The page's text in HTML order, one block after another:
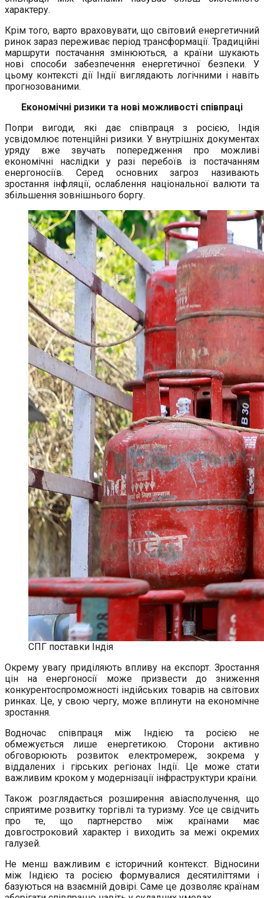
характеру.
Крім того, варто враховувати, що світовий енергетичний
ринок зараз переживає період трансформації. Традиційні
маршрути постачання змінюються, а країни шукають
нові способи забезпечення енергетичної безпеки. У
цьому контексті дії Індії виглядають логічними і навіть
прогнозованими.
Економічні ризики та нові можливості співпраці
Попри вигоди, які дає співпраця з росією, Індія
усвідомлює потенційні ризики. У внутрішніх документах
уряду вже звучать попередження про можливі
економічні наслідки у разі перебоїв із постачанням
енергоносіїв. Серед основних загроз називають
зростання інфляції, ослаблення національної валюти та
збільшення зовнішнього боргу.
СПГ поставки Індія
Окрему увагу приділяють впливу на експорт. Зростання
цін на енергоносії може призвести до зниження
конкурентоспроможності індійських товарів на світових
ринках. Це, у свою чергу, може вплинути на економічне
зростання.
Водночас співпраця між Індією та росією не
обмежується лише енергетикою. Сторони активно
обговорюють розвиток електромереж, зокрема у
віддалених і гірських регіонах Індії. Це може стати
важливим кроком у модернізації інфраструктури країни.
Також розглядається розширення авіасполучення, що
сприятиме розвитку торгівлі та туризму. Усе це свідчить
про те, що партнерство між країнами має
довгостроковий характер і виходить за межі окремих
галузей.
Не менш важливим є історичний контекст. Відносини
між Індією та росією формувалися десятиліттями і
базуються на взаємній довірі. Саме це дозволяє країнам